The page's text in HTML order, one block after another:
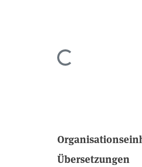
Lade...
Übersetzungen